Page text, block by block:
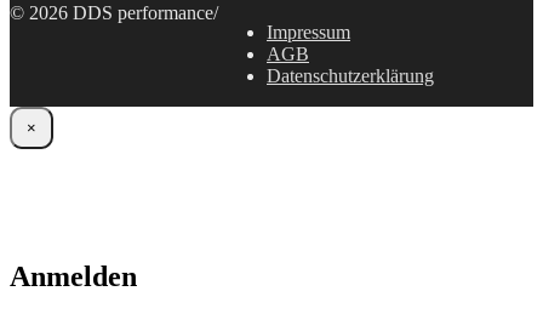
© 2026 DDS performance/
Impressum
AGB
Datenschutzerklärung
×
Anmelden